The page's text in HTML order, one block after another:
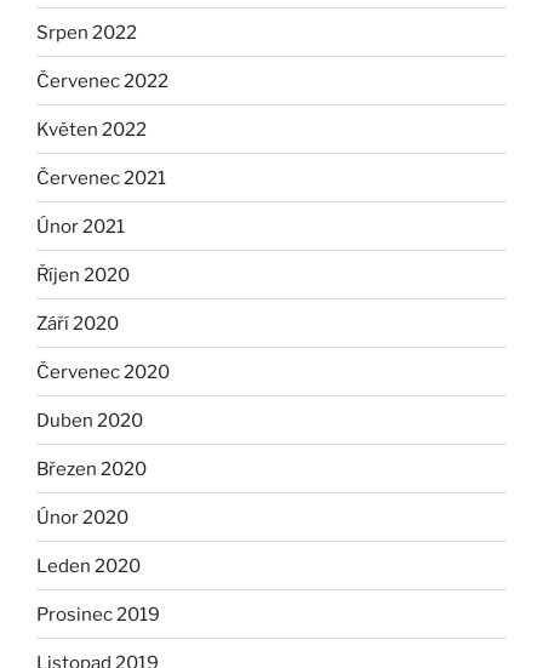
Srpen 2022
Červenec 2022
Květen 2022
Červenec 2021
Únor 2021
Říjen 2020
Září 2020
Červenec 2020
Duben 2020
Březen 2020
Únor 2020
Leden 2020
Prosinec 2019
Listopad 2019